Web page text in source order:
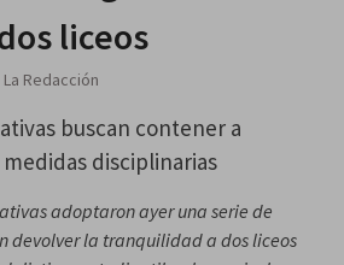
liceos
La Redacción
buscan contener a
disciplinarias
adoptaron ayer una serie de
devolver la tranquilidad a dos liceos